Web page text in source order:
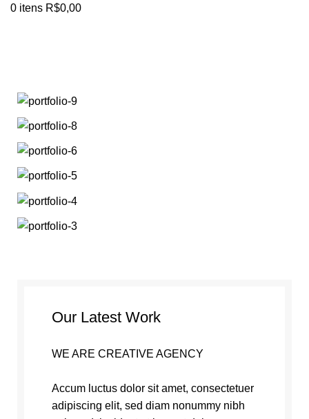
0 itens R$0,00
Our Latest Work
WE ARE CREATIVE AGENCY
Accum luctus dolor sit amet, consectetuer
adipiscing elit, sed diam nonummy nibh